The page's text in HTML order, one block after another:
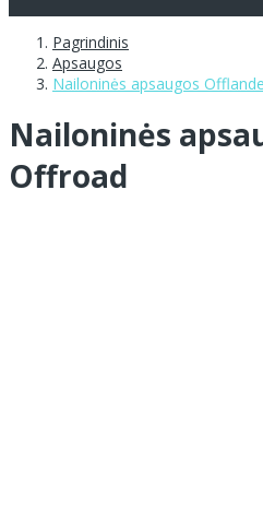
Pagrindinis
Apsaugos
Nailoninės apsaugos
Nailoninės
Offroad